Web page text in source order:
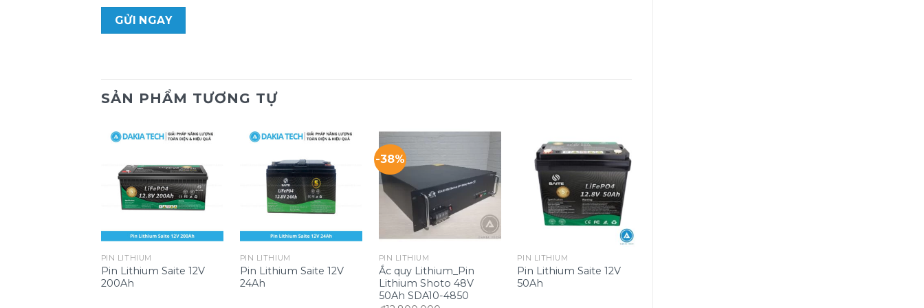
SẢN PHẨM TƯƠNG TỰ
PIN LITHIUM
Pin Lithium Saite 12V
200Ah
PIN LITHIUM
Pin Lithium Saite 12V
24Ah
-38%
PIN LITHIUM
Ắc quy Lithium_Pin
Lithium Shoto 48V
50Ah SDA10-4850
PIN LITHIUM
Pin Lithium Saite 12V
50Ah